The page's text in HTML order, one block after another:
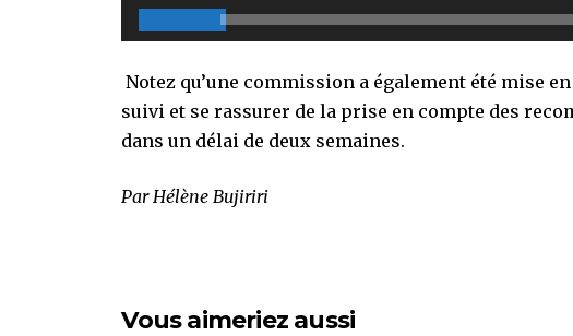
Lecteur
audio
Notez qu’une commission a également été mise
suivi et se rassurer de la prise en compte des
dans un délai de deux semaines.
Par Hélène Bujiriri
Vous aimeriez aussi